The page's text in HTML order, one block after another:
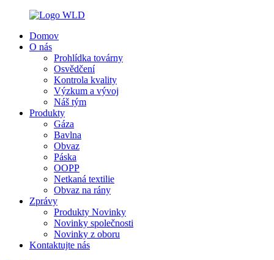
Domov
O nás
Prohlídka továrny
Osvědčení
Kontrola kvality
Výzkum a vývoj
Náš tým
Produkty
Gáza
Bavlna
Obvaz
Páska
OOPP
Netkaná textilie
Obvaz na rány
Zprávy
Produkty Novinky
Novinky společnosti
Novinky z oboru
Kontaktujte nás